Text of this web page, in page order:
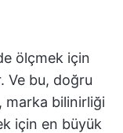
ölçmek için
Ve bu, doğru
marka bilinirliği
için en büyük